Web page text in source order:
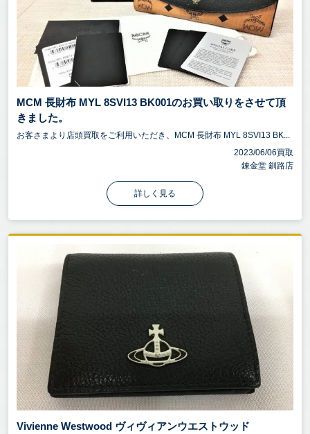
MCM 長財布 MYL 8SVI13 BK001のお買い取りをさせて頂
きました。
お客さまより店頭買取をご利用いただき、MCM 長財布 MYL 8SVI13 BK...
2023/06/06買取
錬金堂 釧路店
詳しく見る
Vivienne Westwood ヴィヴィアンウエストウッド